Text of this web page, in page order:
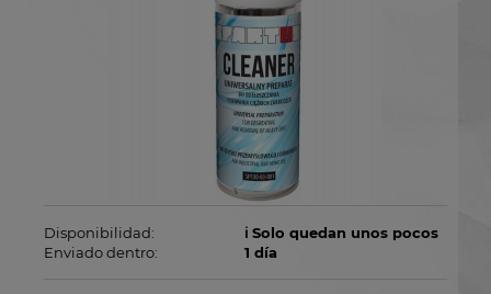
Disponibilidad:
ℹ️ Solo quedan unos pocos
Enviado dentro:
1 día